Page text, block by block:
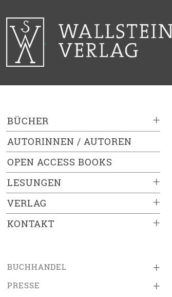
+
BÜCHER
AUTORINNEN / AUTOREN
OPEN ACCESS BOOKS
+
LESUNGEN
+
VERLAG
+
KONTAKT
+
BUCHHANDEL
+
PRESSE